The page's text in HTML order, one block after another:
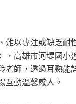
難以專注或缺乏
高雄市河堤國小
師，透過耳熟能
互動溫馨感人。